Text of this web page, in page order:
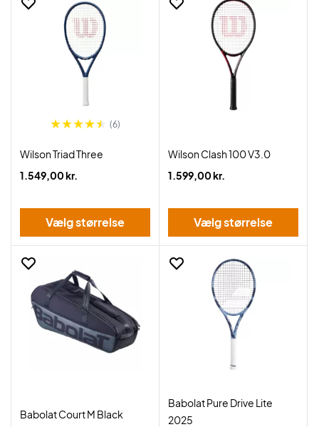
(6)
Wilson Triad Three
1.549,00 kr.
Vælg størrelse
Wilson Clash 100 V3.0
1.599,00 kr.
Vælg størrelse
Babolat Court M Black
Babolat Pure Drive Lite
2025